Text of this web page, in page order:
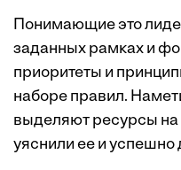
Понимающие это
заданных рамках и
приоритеты и
наборе правил.
выделяют ресурсы на
уяснили ее и успешно